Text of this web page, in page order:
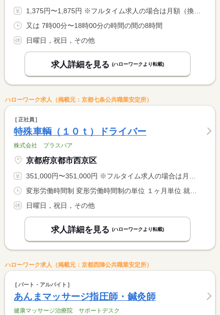
1,375円〜1,875円 ※フルタイム求人の場合は月額（換算額）、パート求人の場合は時間額を表示しています。
又は 7時00分〜18時00分の時間の間の8時間
日曜日，祝日，その他
求人詳細を見る (ハローワークより転載)
ハローワーク求人（掲載元：京都七条公共職業安定所）
正社員
特殊車輌（１０ｔ）ドライバー
株式会社 プラスパア
京都府京都市西京区
351,000円〜351,000円 ※フルタイム求人の場合は月額（換算額）、パート求人の場合は時間額を表示しています。
日曜日，祝日，その他
求人詳細を見る (ハローワークより転載)
ハローワーク求人（掲載元：京都西陣公共職業安定所）
パート・アルバイト
あんまマッサージ指圧師・鍼灸師
健康マッサージ治療院 サポートデスク